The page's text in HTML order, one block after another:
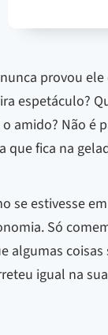
provou
espetáculo?
Não é
fica na
estivesse
Só
algumas
igual na